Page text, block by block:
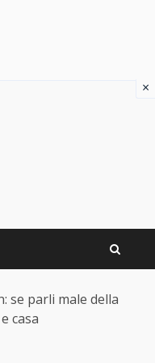
se parli male della
casa
×